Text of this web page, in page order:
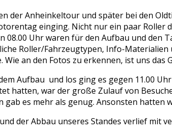
der Anheinkeltour und später bei den
einging. Nicht nur ein paar Roller
08.00 Uhr waren für den Aufbau und den
Roller/Fahrzeugtypen, Info-
an den Fotos zu erkennen, ist uns das
Aufbau und los ging es gegen 11.00
hatten, war der große Zulauf von
gab es mehr als genug. Ansonsten hatten
der Abbau unseres Standes verlief mit